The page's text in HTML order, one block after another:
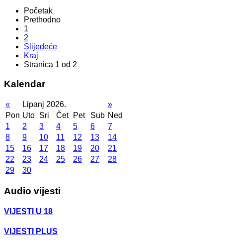
Početak
Prethodno
1
2
Slijedeće
Kraj
Stranica 1 od 2
Kalendar
« Lipanj 2026.
»
Pon Uto Sri Čet Pet Sub Ned
1
2 3 4 5 6
7
8
9 10 11 12 13
14
15
16 17 18 19 20
21
22
23 24 25 26 27
28
29
30
Audio vijesti
VIJESTI U 18
VIJESTI PLUS